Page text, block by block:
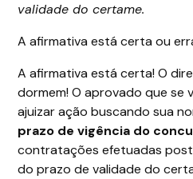
validade do certame.
A afirmativa está certa ou
A afirmativa está certa! O
dormem! O aprovado que se
ajuizar ação buscando sua
prazo de vigência do
contratações efetuadas
do prazo de validade do